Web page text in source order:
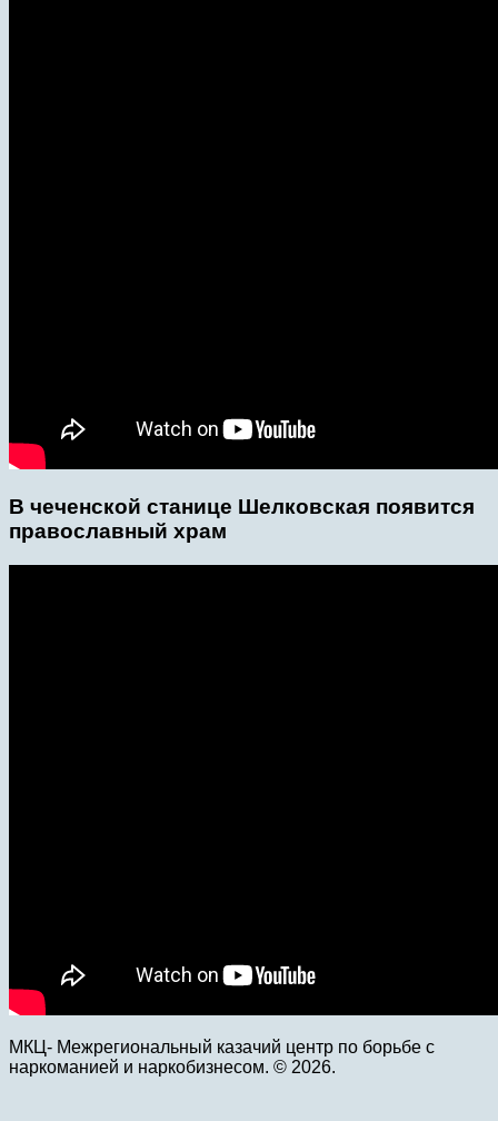
В чеченской станице Шелковская появится
православный храм
МКЦ- Межрегиональный казачий центр по борьбе с
наркоманией и наркобизнесом. © 2026.